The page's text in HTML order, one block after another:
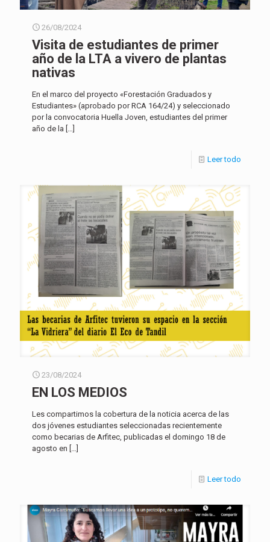
26/08/2024
Visita de estudiantes de primer
año de la LTA a vivero de plantas
nativas
En el marco del proyecto «Forestación Graduados y
Estudiantes» (aprobado por RCA 164/24) y seleccionado
por la convocatoria Huella Joven, estudiantes del primer
año de la […]
Leer todo
23/08/2024
EN LOS MEDIOS
Les compartimos la cobertura de la noticia acerca de las
dos jóvenes estudiantes seleccionadas recientemente
como becarias de Arfitec, publicadas el domingo 18 de
agosto en […]
Leer todo